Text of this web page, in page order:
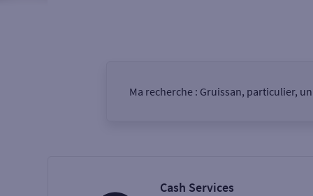
Ma recherche : Gruissan, particulier,
Cash Services